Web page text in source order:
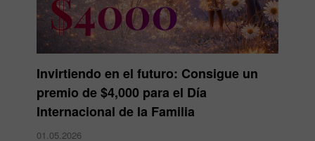
Invirtiendo en el futuro: Consigue un
premio de $4,000 para el Día
Internacional de la Familia
01.05.2026